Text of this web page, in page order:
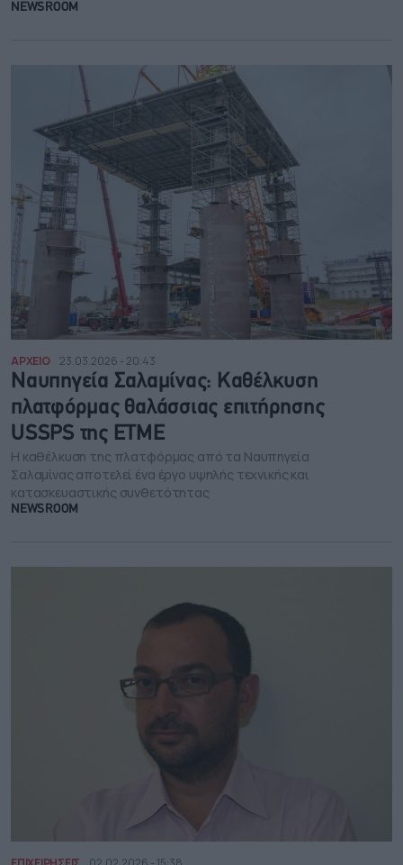
NEWSROOM
ΑΡΧΕΙΟ 23.03.2026 - 20:43
Nαυπηγεία Σαλαμίνας: Καθέλκυση
πλατφόρμας θαλάσσιας επιτήρησης
USSPS της ΕΤΜΕ
Η καθέλκυση της πλατφόρμας από τα Ναυπηγεία
Σαλαμίνας αποτελεί ένα έργο υψηλής τεχνικής και
κατασκευαστικής συνθετότητας
NEWSROOM